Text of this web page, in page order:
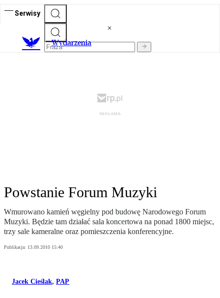
Serwisy
Wydarzenia
Powstanie Forum Muzyki
Wmurowano kamień węgielny pod budowę Narodowego Forum
Muzyki. Będzie tam działać sala koncertowa na ponad 1800 miejsc,
trzy sale kameralne oraz pomieszczenia konferencyjne.
Publikacja: 13.09.2010 15:40
Jacek Cieślak, PAP